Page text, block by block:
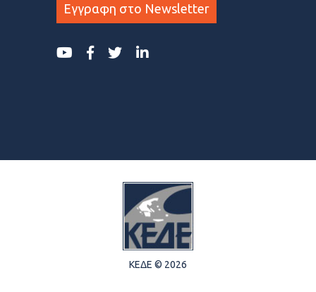
Εγγραφη στο Newsletter
ΚΕΔΕ © 2026